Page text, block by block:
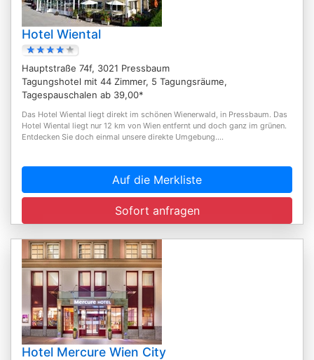
Hotel Wiental
Hauptstraße 74f, 3021 Pressbaum
Tagungshotel mit 44 Zimmer, 5 Tagungsräume,
Tagespauschalen ab 39,00*
Das Hotel Wiental liegt direkt im schönen Wienerwald, in Pressbaum. Das
Hotel Wiental liegt nur 12 km von Wien entfernt und doch ganz im grünen.
Entdecken Sie doch einmal unsere direkte Umgebung....
Auf die Merkliste
Sofort anfragen
Hotel Mercure Wien City